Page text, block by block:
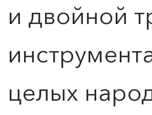
и двойной
целых